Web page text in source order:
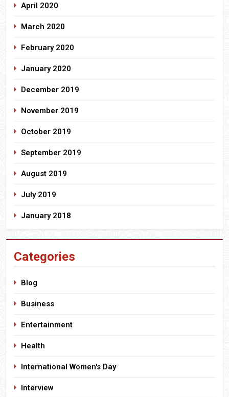
April 2020
March 2020
February 2020
January 2020
December 2019
November 2019
October 2019
September 2019
August 2019
July 2019
January 2018
Categories
Blog
Business
Entertainment
Health
International Women's Day
Interview